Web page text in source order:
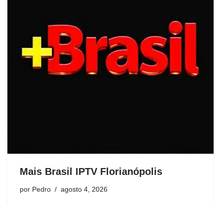
Mais Brasil IPTV Florianópolis
por Pedro agosto 4, 2026